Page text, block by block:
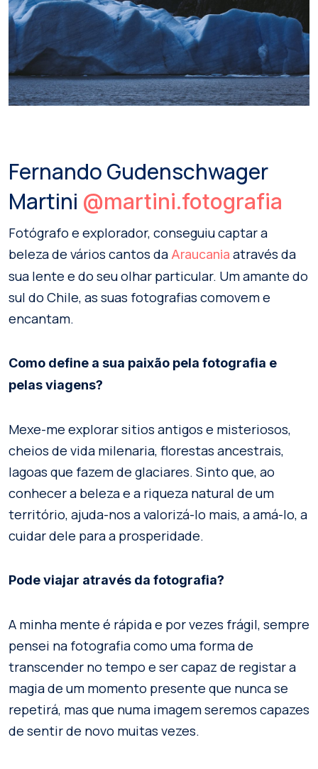
Fernando Gudenschwager
Martini @martini.fotografia
Fotógrafo e explorador, conseguiu captar a
beleza de vários cantos daAraucania através da
sua lente e do seu olhar particular. Um amante do
sul do Chile, as suas fotografias comovem e
encantam.
Como define a sua paixão pela fotografia e
pelas viagens?
Mexe-me explorar sitios antigos e misteriosos,
cheios de vida milenaria, florestas ancestrais,
lagoas que fazem de glaciares. Sinto que, ao
conhecer a beleza e a riqueza natural de um
território, ajuda-nos a valorizá-lo mais, a amá-lo, a
cuidar dele para a prosperidade.
Pode viajar através da fotografia?
A minha mente é rápida e por vezes frágil, sempre
pensei na fotografia como uma forma de
transcender no tempo e ser capaz de registar a
magia de um momento presente que nunca se
repetirá, mas que numa imagem seremos capazes
de sentir de novo muitas vezes.